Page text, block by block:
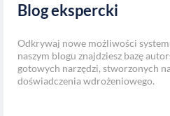
Blog ekspercki
Odkrywaj nowe możliwości
naszym blogu znajdziesz bazę
gotowych narzędzi, stworzonych
doświadczenia wdrożeniowego.